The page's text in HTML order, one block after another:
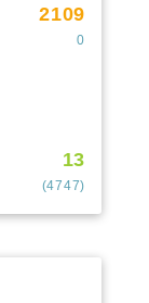
2109
0
13
(4747)